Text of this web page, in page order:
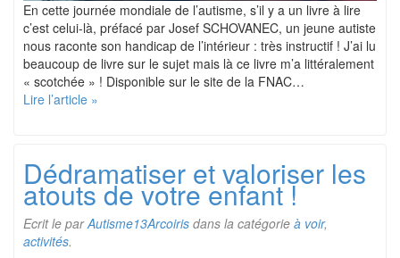
En cette journée mondiale de l’autisme, s’il y a un livre à lire
c’est celui-là, préfacé par Josef SCHOVANEC, un jeune autiste
nous raconte son handicap de l’intérieur : très instructif ! J’ai lu
beaucoup de livre sur le sujet mais là ce livre m’a littéralement
« scotchée » ! Disponible sur le site de la FNAC…
Lire l’article »
Dédramatiser et valoriser les
atouts de votre enfant !
Ecrit le parAutisme13Arcoiris dans la catégorie à voir,
activités.